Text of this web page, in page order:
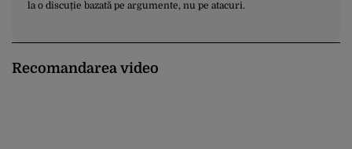
la o discuție bazată pe argumente, nu pe atacuri.
Recomandarea video